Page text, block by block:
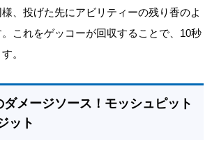
、投げた先にアビリティーの残り香のよ
これをゲッコーが回収することで、10秒
。
メージソース！モッシュピット
ット